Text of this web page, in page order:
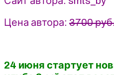
Цена автора: 3700
24 июня стартует